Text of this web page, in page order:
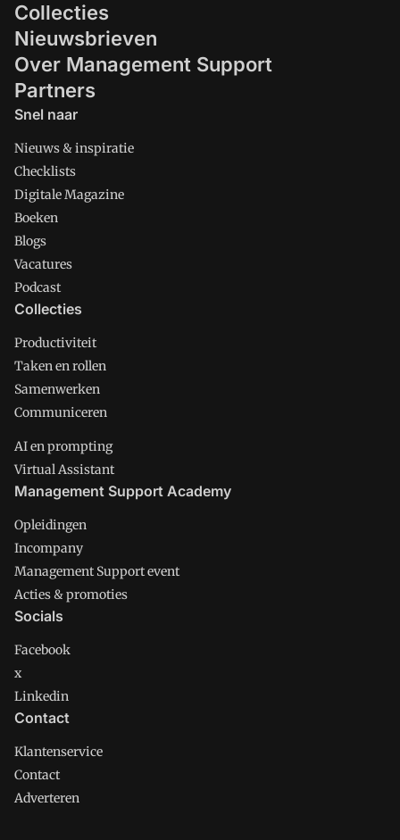
Collecties
Nieuwsbrieven
Over Management Support
Partners
Snel naar
Nieuws & inspiratie
Checklists
Digitale Magazine
Boeken
Blogs
Vacatures
Podcast
Collecties
Productiviteit
Taken en rollen
Samenwerken
Communiceren
AI en prompting
Virtual Assistant
Management Support Academy
Opleidingen
Incompany
Management Support event
Acties & promoties
Socials
Facebook
x
Linkedin
Contact
Klantenservice
Contact
Adverteren